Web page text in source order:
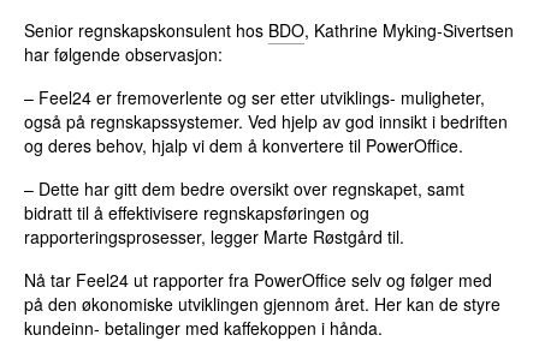
Senior regnskapskonsulent hos BDO, Kathrine Myking-Sivertsen
har følgende observasjon:
– Feel24 er fremoverlente og ser etter utviklings- muligheter,
også på regnskapssystemer. Ved hjelp av god innsikt i bedriften
og deres behov, hjalp vi dem å konvertere til PowerOffice.
– Dette har gitt dem bedre oversikt over regnskapet, samt
bidratt til å effektivisere regnskapsføringen og
rapporteringsprosesser, legger Marte Røstgård til.
Nå tar Feel24 ut rapporter fra PowerOffice selv og følger med
på den økonomiske utviklingen gjennom året. Her kan de styre
kundeinn- betalinger med kaffekoppen i hånda.